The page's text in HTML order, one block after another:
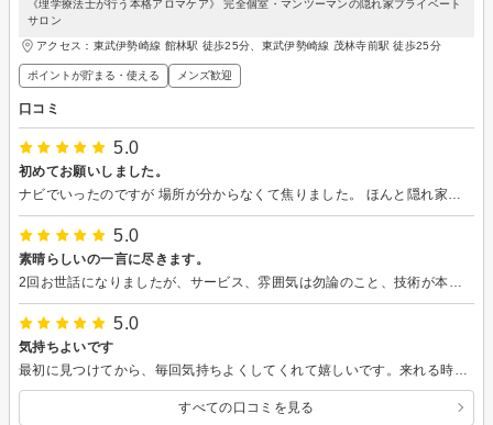
《理学療法士が行う本格アロマケア》 完全個室・マンツーマンの隠れ家プライベート
サロン
アクセス：東武伊勢崎線 館林駅 徒歩25分、東武伊勢崎線 茂林寺前駅 徒歩25分
ポイントが貯まる・使える メンズ歓迎
口コミ
5.0
初めてお願いしました。
5.0
素晴らしいの一言に尽きます。
5.0
気持ちよいです
すべての口コミを見る